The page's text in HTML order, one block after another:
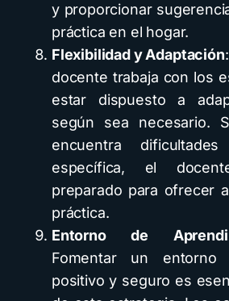
y proporcionar
práctica en el hogar.
Flexibilidad y Adaptación
docente trabaja con los
estar dispuesto a
según sea necesario.
encuentra
específica, el
preparado para ofrecer
práctica.
Entorno de
Fomentar un entorno
positivo y seguro es